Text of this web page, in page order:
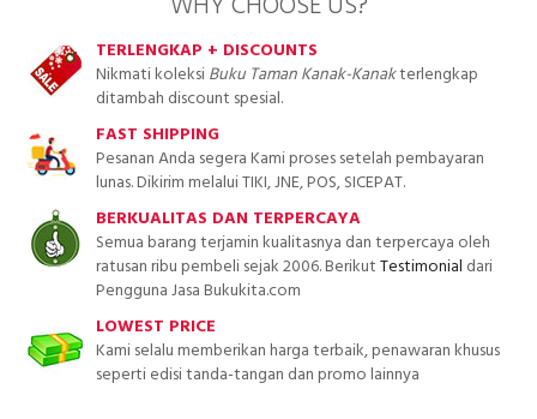
TERLENGKAP + DISCOUNTS
Nikmati koleksiBuku Taman Kanak-Kanakterlengkap
ditambah discount spesial.
FAST SHIPPING
Pesanan Anda segera Kami proses setelah pembayaran
lunas. Dikirim melalui TIKI, JNE, POS, SICEPAT.
BERKUALITAS DAN TERPERCAYA
Semua barang terjamin kualitasnya dan terpercaya oleh
ratusan ribu pembeli sejak 2006. BerikutTestimonial dari
Pengguna Jasa Bukukita.com
LOWEST PRICE
Kami selalu memberikan harga terbaik, penawaran khusus
seperti edisi tanda-tangan dan promo lainnya